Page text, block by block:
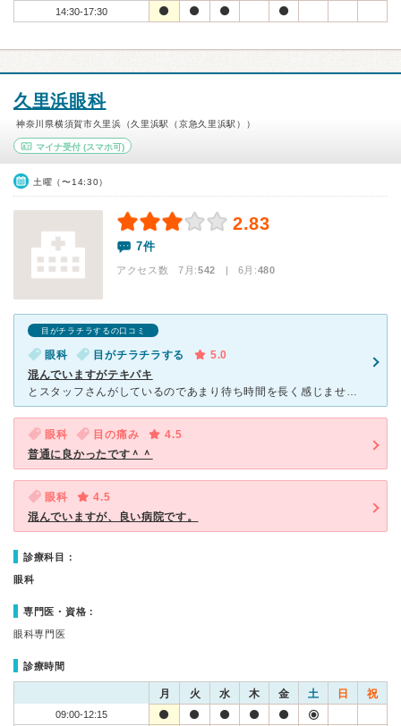
14:30-17:30
久里浜眼科
神奈川県横須賀市久里浜（久里浜駅（京急久里浜駅））
マイナ受付 (スマホ可)
土曜（〜14:30）
2.83
7件
アクセス数 7月:542 | 6月:480
目がチラチラするの口コミ
眼科 目がチラチラする
5.0
混んでいますがテキパキ
とスタッフさんがしているのであまり待ち時間を長く感じません 何故いつも混んでいるかというと、院長が全国的に有名らしく術数も半端中また著者も出しているからだとか 患者も大半が院長診察希望らしくて混んでい
眼科 目の痛み
4.5
普通に良かったです＾＾
眼科
4.5
混んでいますが、良い病院です。
診療科目：
眼科
専門医・資格：
眼科専門医
診療時間
月 火 水 木 金 土 日 祝
09:00-12:15